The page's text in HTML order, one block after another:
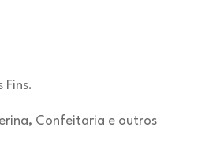
Fins.
Confeitaria e outros